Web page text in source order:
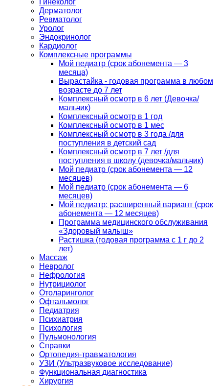
Гинеколог
Дерматолог
Ревматолог
Уролог
Эндокринолог
Кардиолог
Комплексные программы
Мой педиатр (срок абонемента — 3
месяца)
Вырастайка - годовая программа в любом
возрасте до 7 лет
Комплексный осмотр в 6 лет (Девочка/
мальчик)
Комплексный осмотр в 1 год
Комплексный осмотр в 1 мес
Комплексный осмотр в 3 года /для
поступления в детский сад
Комплексный осмотр в 7 лет /для
поступления в школу (девочка/мальчик)
Мой педиатр (срок абонемента — 12
месяцев)
Мой педиатр (срок абонемента — 6
месяцев)
Мой педиатр: расширенный вариант (срок
абонемента — 12 месяцев)
Программа медицинского обслуживания
«Здоровый малыш»
Растишка (годовая программа с 1 г до 2
лет)
Массаж
Невролог
Нефрология
Нутрициолог
Отоларинголог
Офтальмолог
Педиатрия
Психиатрия
Психология
Пульмонология
Справки
Ортопедия-травматология
УЗИ (Ультразвуковое исследование)
Функциональная диагностика
Хирургия